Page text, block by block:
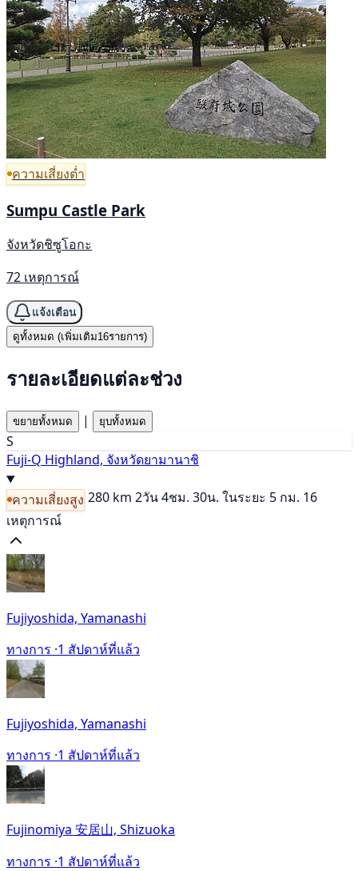
ความเสี่ยงต่ำ
Sumpu Castle Park
จังหวัดชิซูโอกะ
72 เหตุการณ์
แจ้งเตือน
ดูทั้งหมด (เพิ่มเติม16รายการ)
รายละเอียดแต่ละช่วง
ขยายทั้งหมด | ยุบทั้งหมด
S
Fuji-Q Highland, จังหวัดยามานาชิ
ความเสี่ยงสูง 280 km 2วัน 4ชม. 30น. ในระยะ 5 กม. 16
เหตุการณ์
Fujiyoshida, Yamanashi
ทางการ ·1 สัปดาห์ที่แล้ว
Fujiyoshida, Yamanashi
ทางการ ·1 สัปดาห์ที่แล้ว
Fujinomiya 安居山, Shizuoka
ทางการ ·1 สัปดาห์ที่แล้ว